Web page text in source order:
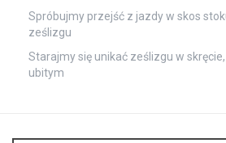
Spróbujmy przejść z jazdy w skos
ześlizgu
Starajmy się unikać ześlizgu w
ubitym